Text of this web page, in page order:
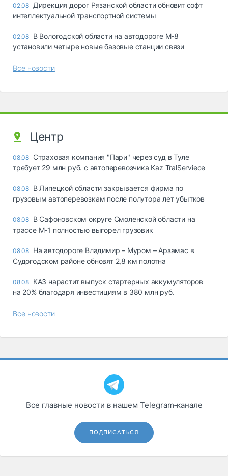
02.08 Дирекция дорог Рязанской области обновит софт
интеллектуальной транспортной системы
02.08 В Вологодской области на автодороге М-8
установили четыре новые базовые станции связи
Все новости
Центр
08.08 Страховая компания "Пари" через суд в Туле
требует 29 млн руб. с автоперевозчика Kaz TralServiece
08.08 В Липецкой области закрывается фирма по
грузовым автоперевозкам после полутора лет убытков
08.08 В Сафоновском округе Смоленской области на
трассе М-1 полностью выгорел грузовик
08.08 На автодороге Владимир – Муром – Арзамас в
Судогодском районе обновят 2,8 км полотна
08.08 КАЗ нарастит выпуск стартерных аккумуляторов
на 20% благодаря инвестициям в 380 млн руб.
Все новости
Все главные новости в нашем Telegram‑канале
ПОДПИСАТЬСЯ